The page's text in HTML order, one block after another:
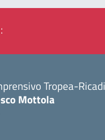
Tropea-Ricadi
Mottola